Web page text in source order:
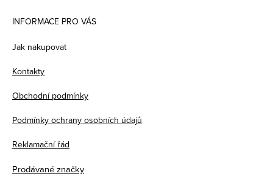
INFORMACE PRO VÁS
Jak nakupovat
Kontakty
Obchodní podmínky
Podmínky ochrany osobních údajů
Reklamační řád
Prodávané značky